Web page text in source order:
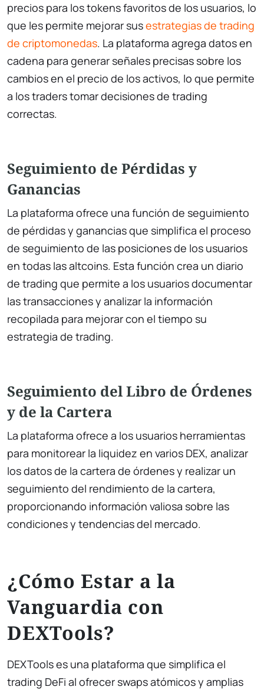
precios para los tokens favoritos de los usuarios, lo
que les permite mejorar susestrategias de trading
de criptomonedas. La plataforma agrega datos en
cadena para generar señales precisas sobre los
cambios en el precio de los activos, lo que permite
a los traders tomar decisiones de trading
correctas.
Seguimiento de Pérdidas y
Ganancias
La plataforma ofrece una función de seguimiento
de pérdidas y ganancias que simplifica el proceso
de seguimiento de las posiciones de los usuarios
en todas las altcoins. Esta función crea un diario
de trading que permite a los usuarios documentar
las transacciones y analizar la información
recopilada para mejorar con el tiempo su
estrategia de trading.
Seguimiento del Libro de Órdenes
y de la Cartera
La plataforma ofrece a los usuarios herramientas
para monitorear la liquidez en varios DEX, analizar
los datos de la cartera de órdenes y realizar un
seguimiento del rendimiento de la cartera,
proporcionando información valiosa sobre las
condiciones y tendencias del mercado.
¿Cómo Estar a la
Vanguardia con
DEXTools?
DEXTools es una plataforma que simplifica el
trading DeFi al ofrecer swaps atómicos y amplias